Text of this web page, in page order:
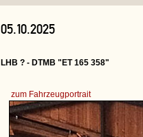
05.10.2025
LHB ? - DTMB "ET 165 358"
zum Fahrzeugportrait